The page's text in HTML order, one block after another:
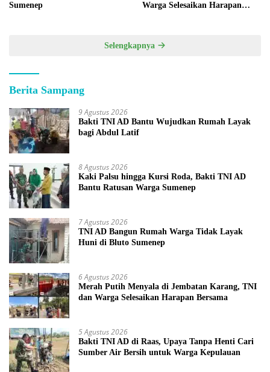
Sumenep
Warga Selesaikan Harapan
Selengkapnya
Berita Sampang
9 Agustus 2026
Bakti TNI AD Bantu Wujudkan Rumah Layak
bagi Abdul Latif
8 Agustus 2026
Kaki Palsu hingga Kursi Roda, Bakti TNI AD
Bantu Ratusan Warga Sumenep
7 Agustus 2026
TNI AD Bangun Rumah Warga Tidak Layak
Huni di Bluto Sumenep
6 Agustus 2026
Merah Putih Menyala di Jembatan Karang, TNI
dan Warga Selesaikan Harapan Bersama
5 Agustus 2026
Bakti TNI AD di Raas, Upaya Tanpa Henti Cari
Sumber Air Bersih untuk Warga Kepulauan